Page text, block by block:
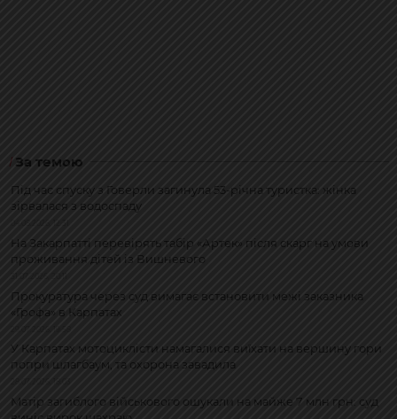
За темою
Під час спуску з Говерли загинула 53-річна туристка: жінка
зірвалася з водоспаду
На Закарпатті перевірять табір «Артек» після скарг на умови
проживання дітей із Вишневого
Прокуратура через суд вимагає встановити межі заказника
«Грофа» в Карпатах
У Карпатах мотоциклісти намагалися виїхати на вершину гори
попри шлагбаум, та охорона завадила
Матір загиблого військового ошукали на майже 7 млн грн: суд